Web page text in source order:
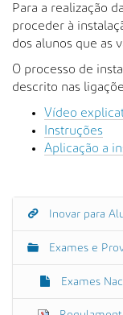
ç
a
d
a
…
Para a realização
proceder à
dos alunos que as
O processo de
descrito nas
Vídeo
Instruções
Aplicação a
N
Inovar para
Exames e
Exames